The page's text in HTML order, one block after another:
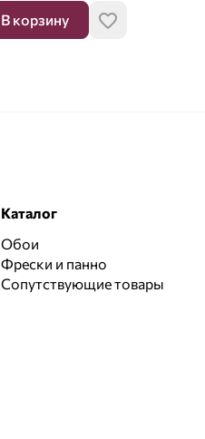
В корзину
Каталог
Обои
Фрески и панно
Сопутствующие товары